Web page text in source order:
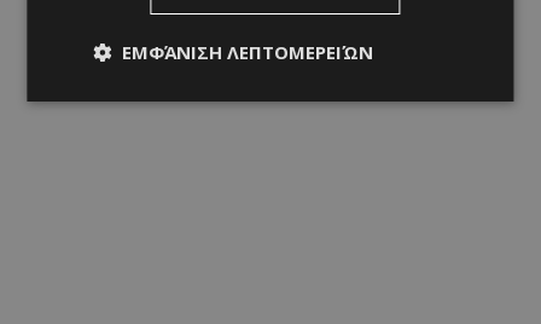
ΕΜΦΆΝΙΣΗ ΛΕΠΤΟΜΕΡΕΙΏΝ